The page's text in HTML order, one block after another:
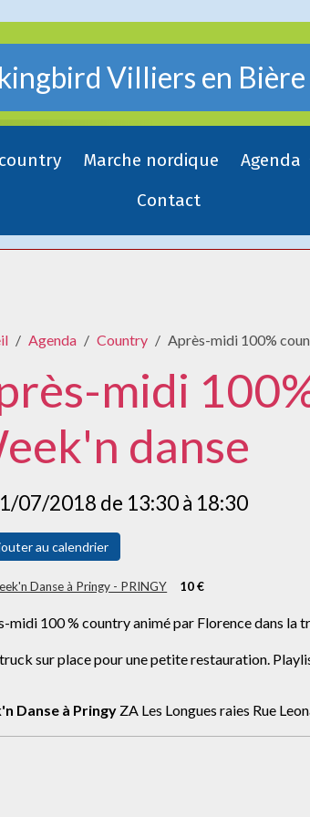
Villiers en Bière
Marche nordique Agenda
Contact
Agenda Country Après-midi 100%
midi
danse
07/2018 de 13:30à 18:30
au calendrier
Danse à Pringy - PRINGY 10 €
midi 100 % country animé par Florence dans la
sur place pour une petite restauration.
Danse à Pringy ZA Les Longues raies Rue